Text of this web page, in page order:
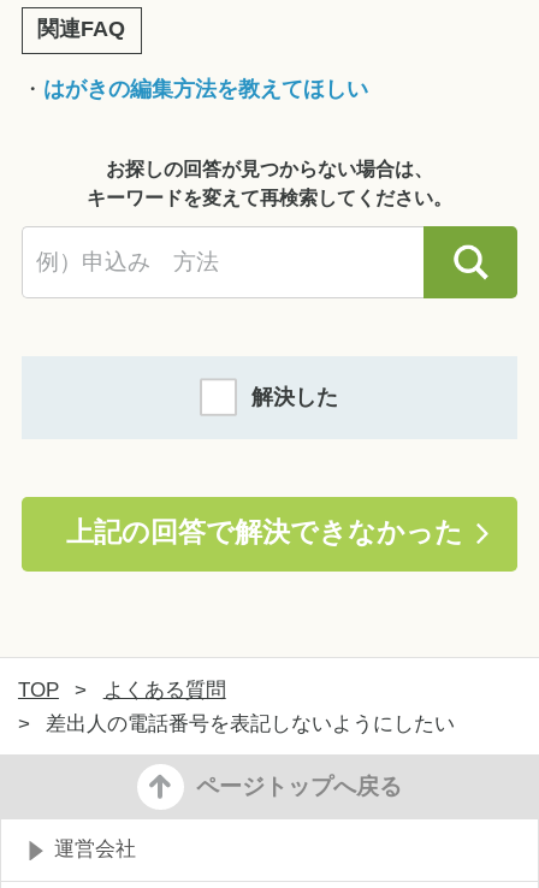
関連FAQ
・ はがきの編集方法を教えてほしい
お探しの回答が見つからない場合は、
キーワードを変えて再検索してください。
解決した
上記の回答で解決できなかった
TOP >
よくある質問
>
差出人の電話番号を表記しないようにしたい
ページトップへ戻る
運営会社